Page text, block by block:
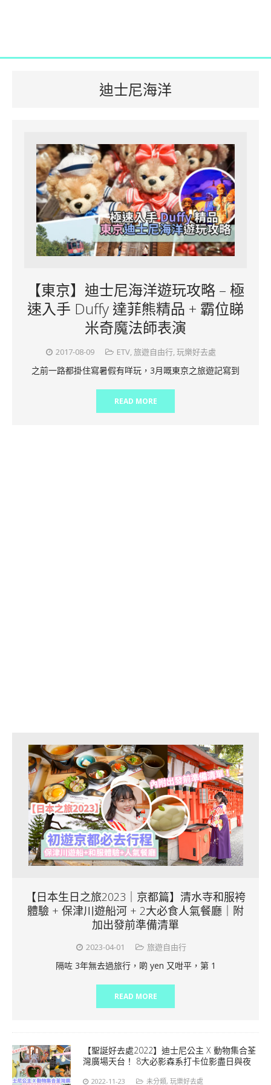
迪士尼海洋
【東京】迪士尼海洋遊玩攻略 – 極
速入手 Duffy 達菲熊精品 + 霸位睇
米奇魔法師表演
2017-08-09 ETV,旅遊自由行,玩樂好去處
之前一路都掛住寫暑假有咩玩，3月嘅東京之旅遊記寫到
READ MORE
【日本生日之旅2023｜京都篇】清水寺和服袴
體驗 + 保津川遊船河 + 2大必食人氣餐廳｜附
加出發前準備清單
2023-04-01 旅遊自由行
隔咗 3年無去過旅行，啲 yen 又咁平，第 1
READ MORE
【聖誕好去處2022】迪士尼公主 X 動物集合荃
灣廣場天台！ 8大必影森系打卡位影盡日與夜
2022-11-23 未分類, 玩樂好去處